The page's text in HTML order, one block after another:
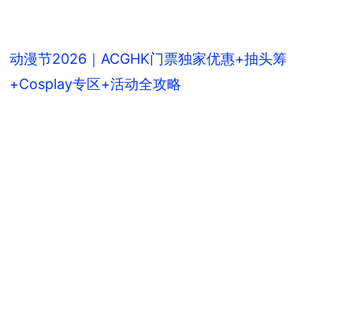
动漫节2026｜ACGHK门票独家优惠+抽头筹
+Cosplay专区+活动全攻略